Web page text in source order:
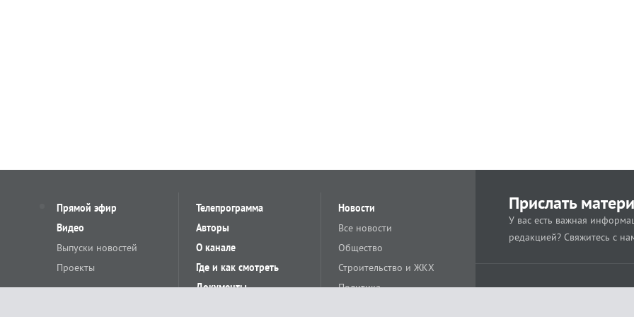
Прямой эфир
Видео
Выпуски новостей
Проекты
Телепрограмма
Авторы
О канале
Где и как смотреть
Документы
Новости
Все новости
Общество
Строительство и ЖКХ
Политика
Прислать
У вас есть важная
редакцией? Свяжитесь с